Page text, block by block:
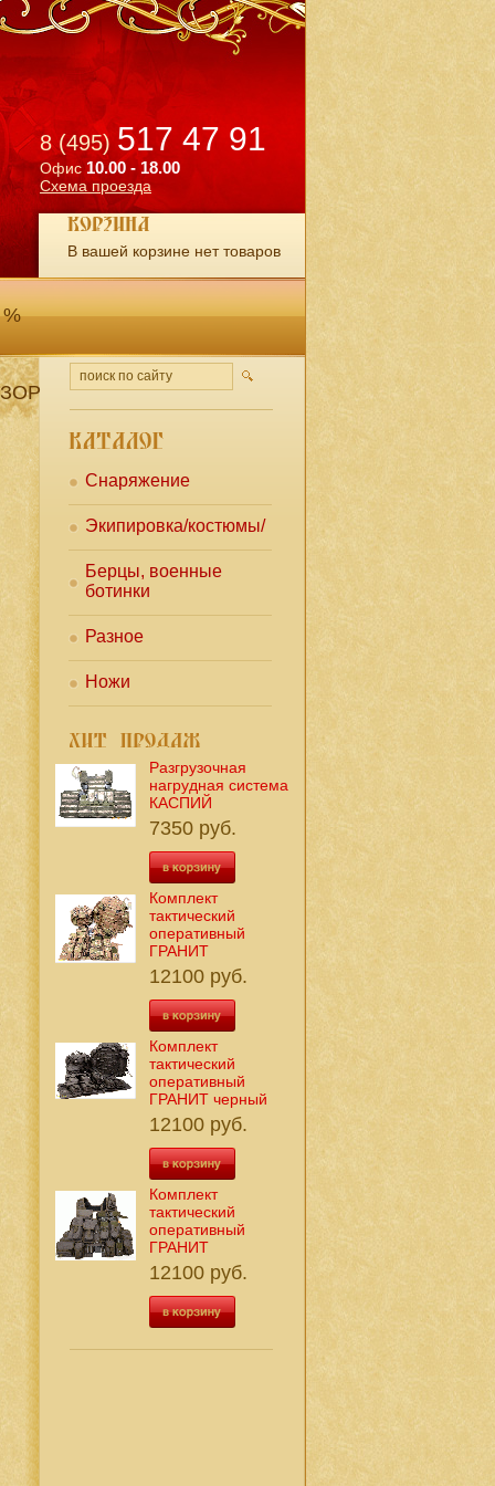
8 (495) 517 47 91
Офис10.00 - 18.00
Схема проезда
В вашей корзине нет товаров
Снаряжение
Экипировка/костюмы/
Берцы, военные
ботинки
Разное
Ножи
Разгрузочная
нагрудная система
КАСПИЙ
7350 руб.
Комплект
тактический
оперативный
ГРАНИТ
12100 руб.
Комплект
тактический
оперативный
ГРАНИТ черный
12100 руб.
Комплект
тактический
оперативный
ГРАНИТ
12100 руб.